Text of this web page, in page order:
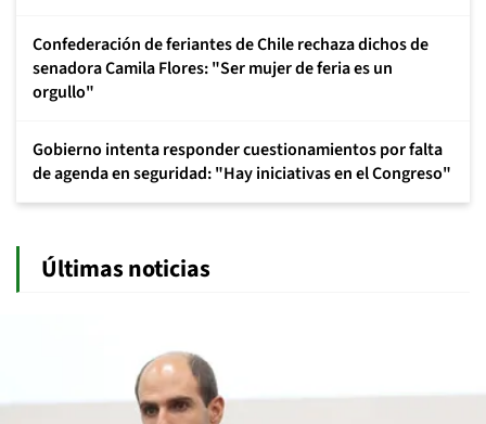
Confederación de feriantes de Chile rechaza dichos de
senadora Camila Flores: "Ser mujer de feria es un
orgullo"
Gobierno intenta responder cuestionamientos por falta
de agenda en seguridad: "Hay iniciativas en el Congreso"
Últimas noticias